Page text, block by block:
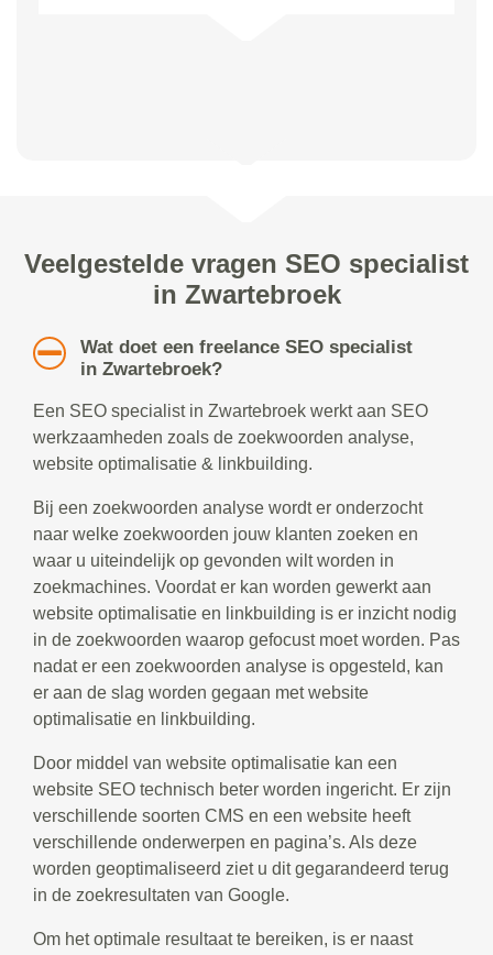
Veelgestelde vragen SEO specialist
in Zwartebroek
Wat doet een freelance SEO specialist
in Zwartebroek?
Een SEO specialist in Zwartebroek werkt aan SEO
werkzaamheden zoals de zoekwoorden analyse,
website optimalisatie & linkbuilding.
Bij een zoekwoorden analyse wordt er onderzocht
naar welke zoekwoorden jouw klanten zoeken en
waar u uiteindelijk op gevonden wilt worden in
zoekmachines. Voordat er kan worden gewerkt aan
website optimalisatie en linkbuilding is er inzicht nodig
in de zoekwoorden waarop gefocust moet worden. Pas
nadat er een zoekwoorden analyse is opgesteld, kan
er aan de slag worden gegaan met website
optimalisatie en linkbuilding.
Door middel van website optimalisatie kan een
website SEO technisch beter worden ingericht. Er zijn
verschillende soorten CMS en een website heeft
verschillende onderwerpen en pagina’s. Als deze
worden geoptimaliseerd ziet u dit gegarandeerd terug
in de zoekresultaten van Google.
Om het optimale resultaat te bereiken, is er naast